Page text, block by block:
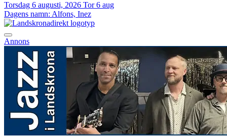
Torsdag 6 augusti, 2026 Tor 6 aug
Dagens namn: Alfons, Inez
Annons